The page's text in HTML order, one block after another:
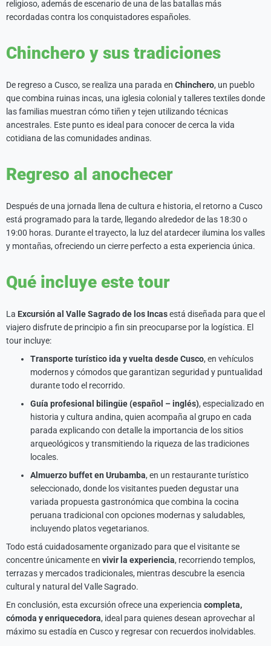
religioso, además de escenario de una de las batallas más
recordadas contra los conquistadores españoles.
Chinchero y sus tradiciones
De regreso a Cusco, se realiza una parada en Chinchero, un pueblo
que combina ruinas incas, una iglesia colonial y talleres textiles donde
las familias muestran cómo tiñen y tejen utilizando técnicas
ancestrales. Este punto es ideal para conocer de cerca la vida
cotidiana de las comunidades andinas.
Regreso al anochecer
Después de una jornada llena de cultura e historia, el retorno a Cusco
está programado para la tarde, llegando alrededor de las 18:30 o
19:00 horas. Durante el trayecto, la luz del atardecer ilumina los valles
y montañas, ofreciendo un cierre perfecto a esta experiencia única.
Qué incluye este tour
La Excursión al Valle Sagrado de los Incasestá diseñada para que el
viajero disfrute de principio a fin sin preocuparse por la logística. El
tour incluye:
Transporte turístico ida y vuelta desde Cusco, en vehículos
modernos y cómodos que garantizan seguridad y puntualidad
durante todo el recorrido.
Guía profesional bilingüe (español – inglés), especializado en
historia y cultura andina, quien acompaña al grupo en cada
parada explicando con detalle la importancia de los sitios
arqueológicos y transmitiendo la riqueza de las tradiciones
locales.
Almuerzo buffet en Urubamba, en un restaurante turístico
seleccionado, donde los visitantes pueden degustar una
variada propuesta gastronómica que combina la cocina
peruana tradicional con opciones modernas y saludables,
incluyendo platos vegetarianos.
Todo está cuidadosamente organizado para que el visitante se
concentre únicamente en vivir la experiencia, recorriendo templos,
terrazas y mercados tradicionales, mientras descubre la esencia
cultural y natural del Valle Sagrado.
En conclusión, esta excursión ofrece una experiencia completa,
cómoda y enriquecedora, ideal para quienes desean aprovechar al
máximo su estadía en Cusco y regresar con recuerdos inolvidables.